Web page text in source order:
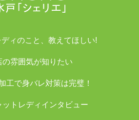
ィのこと、教えてほしい!
の雰囲気が知りたい
工で身バレ対策は完璧！
ットレディインタビュー